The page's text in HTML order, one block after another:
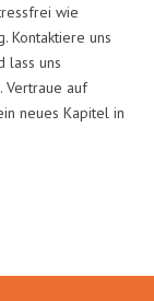
wie
Kontaktiere uns
lass uns
Vertraue auf
neues Kapitel in